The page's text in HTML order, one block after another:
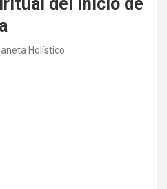
Holístico